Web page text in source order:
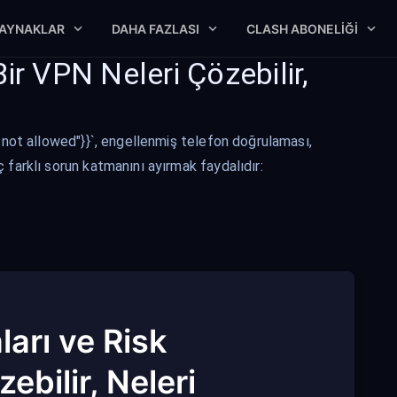
DAHA FAZLASI CLASH ABONELIĞI
VPN Neleri Çözebilir,
allowed"}}`, engellenmiş telefon doğrulaması,
sorun katmanını ayırmak faydalıdır:
ve Risk
Neleri